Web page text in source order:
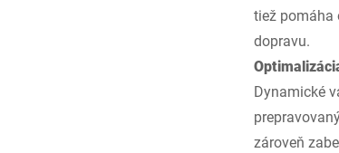
tiež pomáha
dopravu.
Dynamické
zároveň